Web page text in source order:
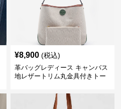
¥8,900 (税込)
革バッグレディース キャンバス
地レザートリム丸金具付きトー